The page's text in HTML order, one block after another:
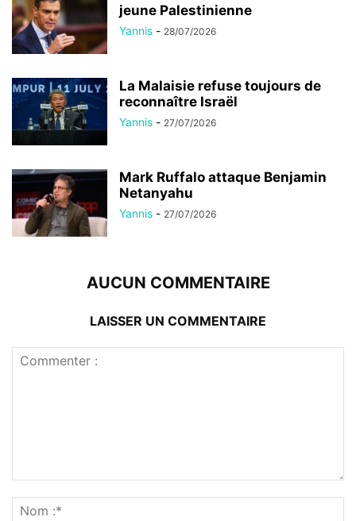
jeune Palestinienne
Yannis - 28/07/2026
La Malaisie refuse toujours de
reconnaître Israël
Yannis - 27/07/2026
Mark Ruffalo attaque Benjamin
Netanyahu
Yannis - 27/07/2026
AUCUN COMMENTAIRE
LAISSER UN COMMENTAIRE